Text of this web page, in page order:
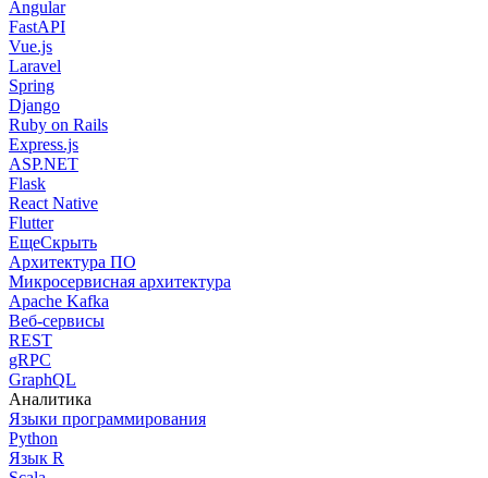
Angular
FastAPI
Vue.js
Laravel
Spring
Django
Ruby on Rails
Express.js
ASP.NET
Flask
React Native
Flutter
ЕщеСкрыть
Архитектура ПО
Микросервисная архитектура
Apache Kafka
Веб-сервисы
REST
gRPC
GraphQL
Аналитика
Языки программирования
Python
Язык R